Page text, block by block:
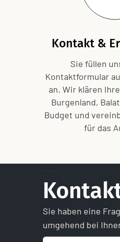
Kontakt &
Sie füllen
Kontaktformular
an. Wir klären
Burgenland,
Budget und
für das
Sie haben eine
umgehend bei